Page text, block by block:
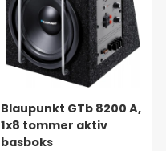
Blaupunkt GTb 8200 A,
1x8 tommer aktiv
basboks